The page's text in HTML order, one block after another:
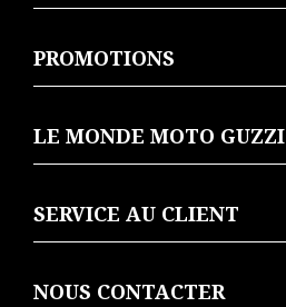
PROMOTIONS
LE MONDE MOTO GUZZI
SERVICE AU CLIENT
NOUS CONTACTER